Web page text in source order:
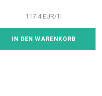
117.4 EUR/1
IN DEN WARENKORB